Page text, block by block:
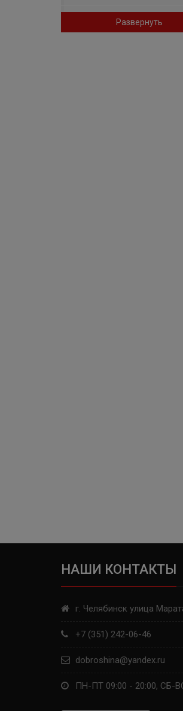
ВОЛТАЙР
KINGSTAR
MAXXIS
Развернуть
НАШИ КОНТАКТЫ
г. Челябинск улица
+7 (351) 242-06-46
dobroshina@yandex.ru
ПН-ПТ 09:00 - 20:00, СБ-